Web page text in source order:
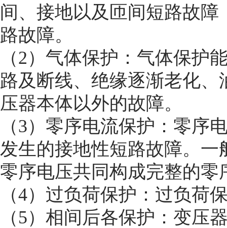
间、接地以及匝间短路故
路故障。
（2）气体保护：气体保护
路及断线、绝缘逐渐老化
压器本体以外的故障。
（3）零序电流保护：零序
发生的接地性短路故障。
零序电压共同构成完整的零
（4）过负荷保护：过负荷
（5）相间后各保护：变压